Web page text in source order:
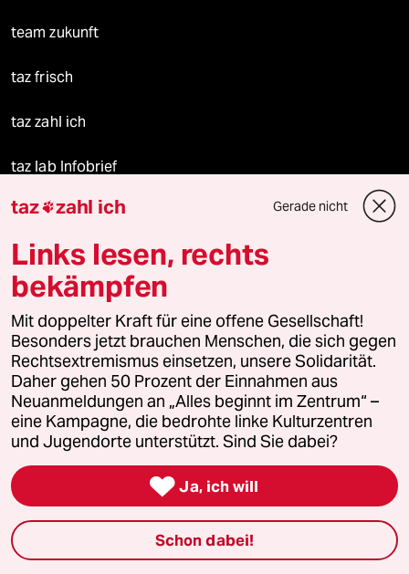
team zukunft
taz frisch
taz zahl ich
taz lab Infobrief
Veranstaltungen
Vor Ort
Live im Stream
Vergangene
taz lab 2027
Mehr taz Lesestoff
taz zahl ich Gerade nicht
Links lesen, rechts
bekämpfen
Mit doppelter Kraft für eine offene Gesellschaft!
Besonders jetzt brauchen Menschen, die sich gegen
Rechtsextremismus einsetzen, unsere Solidarität.
Daher gehen 50 Prozent der Einnahmen aus
Neuanmeldungen an „Alles beginnt im Zentrum“ –
eine Kampagne, die bedrohte linke Kulturzentren
und Jugendorte unterstützt. Sind Sie dabei?
 Ja, ich will
Schon dabei!